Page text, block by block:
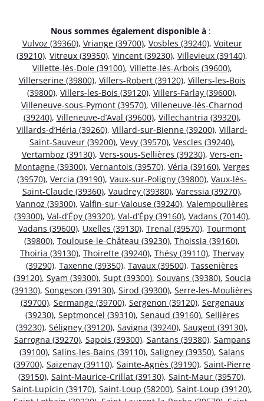
Nous sommes également disponible à :
Vulvoz (39360), Vriange (39700), Vosbles (39240), Voiteur
(39210), Vitreux (39350), Vincent (39230), Villevieux (39140),
Villette-lès-Dole (39100), Villette-lès-Arbois (39600),
Villerserine (39800), Villers-Robert (39120), Villers-les-Bois
(39800), Villers-les-Bois (39120), Villers-Farlay (39600),
Villeneuve-sous-Pymont (39570), Villeneuve-lès-Charnod
(39240), Villeneuve-d’Aval (39600), Villechantria (39320),
Villards-d’Héria (39260), Villard-sur-Bienne (39200), Villard-
Saint-Sauveur (39200), Vevy (39570), Vescles (39240),
Vertamboz (39130), Vers-sous-Sellières (39230), Vers-en-
Montagne (39300), Vernantois (39570), Véria (39160), Verges
(39570), Vercia (39190), Vaux-sur-Poligny (39800), Vaux-lès-
Saint-Claude (39360), Vaudrey (39380), Varessia (39270),
Vannoz (39300), Valfin-sur-Valouse (39240), Valempoulières
(39300), Val-d’Épy (39320), Val-d’Épy (39160), Vadans (70140),
Vadans (39600), Uxelles (39130), Trenal (39570), Tourmont
(39800), Toulouse-le-Château (39230), Thoissia (39160),
Thoiria (39130), Thoirette (39240), Thésy (39110), Thervay
(39290), Taxenne (39350), Tavaux (39500), Tassenières
(39120), Syam (39300), Supt (39300), Souvans (39380), Soucia
(39130), Songeson (39130), Sirod (39300), Serre-les-Moulières
(39700), Sermange (39700), Sergenon (39120), Sergenaux
(39230), Septmoncel (39310), Senaud (39160), Sellières
(39230), Séligney (39120), Savigna (39240), Saugeot (39130),
Sarrogna (39270), Sapois (39300), Santans (39380), Sampans
(39100), Salins-les-Bains (39110), Saligney (39350), Salans
(39700), Saizenay (39110), Sainte-Agnès (39190), Saint-Pierre
(39150), Saint-Maurice-Crillat (39130), Saint-Maur (39570),
Saint-Lupicin (39170), Saint-Loup (58200), Saint-Loup (39120),